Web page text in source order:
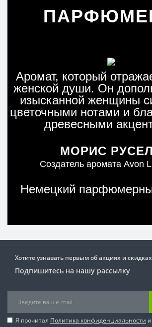
Аромат, который
женской души. Он
изысканной женщины
цветочными нотами и
древесными
МОРИС
Создатель аромата Avon
Немецкий
Хотите узнавать первым об акциях и
Подпишитесь на нашу рассылку
Я прочитал Политика конфиденциальности